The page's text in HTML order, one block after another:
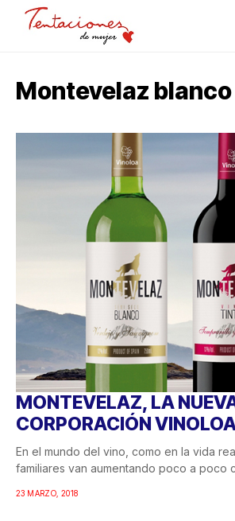
Montevelaz blanco
MONTEVELAZ, LA
CORPORACIÓN
En el mundo del vino, como en la vida
familiares van aumentando poco a poco
23 MARZO, 2018